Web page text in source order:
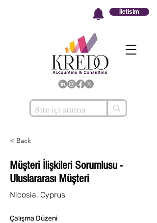
İletisim
< Back
Müşteri İlişkileri Sorumlusu -
Uluslararası Müşteri
Nicosia, Cyprus
Çalışma Düzeni